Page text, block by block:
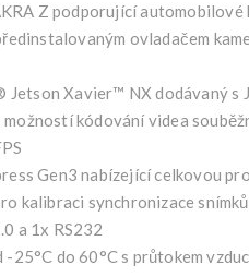
Z podporující automobilové
ovladačem
Xavier™ NX dodávaný s
možností kódování videa
Gen3 nabízející celkovou
kalibraci synchronizace snímků
a 1x RS232
25°C do 60°C s průtokem